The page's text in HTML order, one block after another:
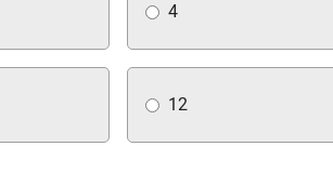
4
12